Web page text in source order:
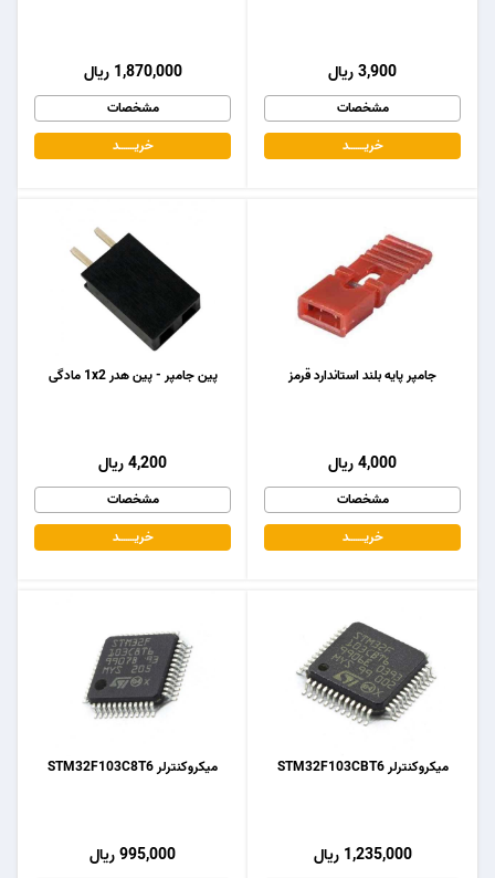
1,870,000 ریال
مشخصات
خریـــــــد
3,900 ریال
مشخصات
خریـــــــد
پین جامپر - پین هدر 1x2 مادگی
4,200 ریال
مشخصات
خریـــــــد
جامپر پایه بلند استاندارد قرمز
4,000 ریال
مشخصات
خریـــــــد
میکروکنترلر STM32F103C8T6
995,000 ریال
میکروکنترلر STM32F103CBT6
1,235,000 ریال